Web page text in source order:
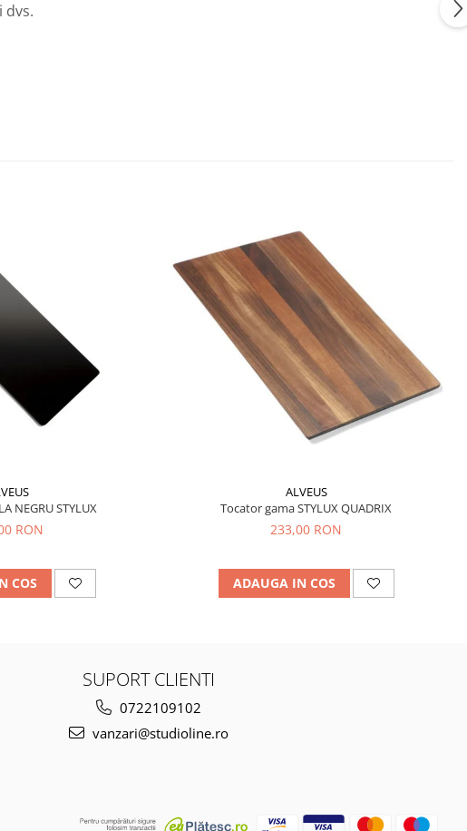
dvs.
NEGRU STYLUX
RON
COS
ALVEUS
Tocator gama STYLUX QUADRIX
233,00 RON
ADAUGA IN COS
SUPORT CLIENTI
0722109102
vanzari@studioline.ro